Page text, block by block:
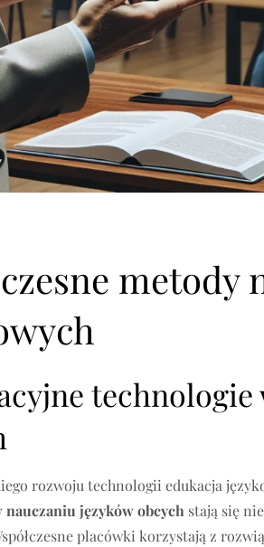
metody
technologie
rozwoju technologii edukacja
języków obcych stają się
placówki korzystają z